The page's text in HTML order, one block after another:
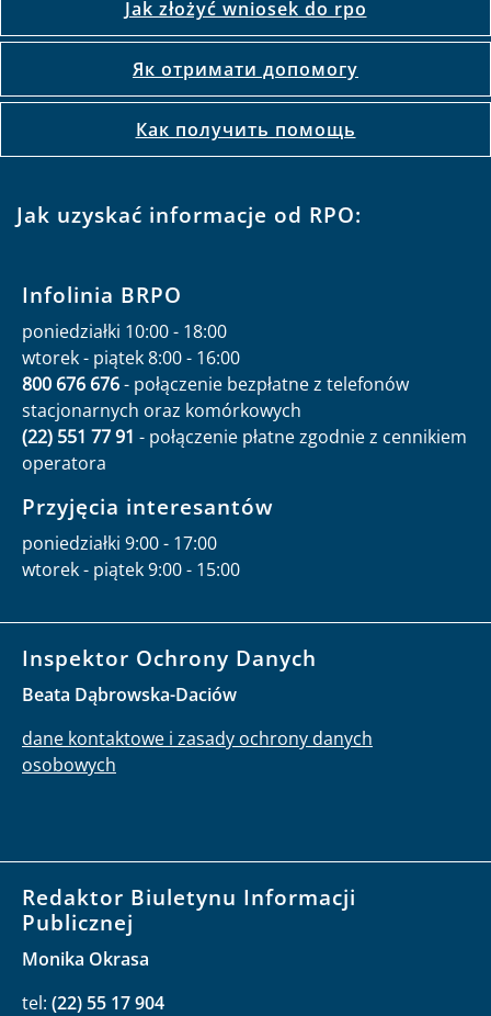
Jak złożyć wniosek do rpo
Як отримати допомогу
Как получить помощь
Jak uzyskać informacje od RPO:
Infolinia BRPO
poniedziałki 10:00 - 18:00
wtorek - piątek 8:00 - 16:00
800 676 676- połączenie bezpłatne z telefonów
stacjonarnych oraz komórkowych
(22) 551 77 91 - połączenie płatne zgodnie z cennikiem
operatora
Przyjęcia interesantów
poniedziałki 9:00 - 17:00
wtorek - piątek 9:00 - 15:00
Inspektor Ochrony Danych
Beata Dąbrowska-Daciów
dane kontaktowe i zasady ochrony danych
osobowych
Redaktor Biuletynu Informacji
Publicznej
Monika Okrasa
tel: (22) 55 17 904